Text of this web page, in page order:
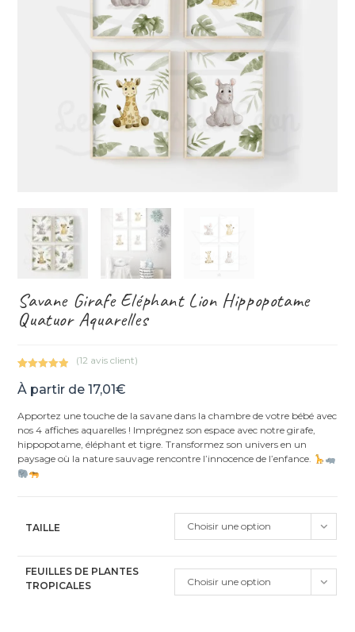
Savane Girafe Eléphant Lion Hippopotame
Quatuor Aquarelles
sur 5
notations
(12 avis client)
À partir de17,01€
Apportez une touche de la savane dans la chambre de votre bébé avec
nos 4 affiches aquarelles ! Imprégnez son espace avec notre girafe,
hippopotame, éléphant et tigre. Transformez son univers en un
paysage où la nature sauvage rencontre l’innocence de l’enfance.
TAILLE Choisir une option
FEUILLES DE PLANTES
TROPICALES
Choisir une option